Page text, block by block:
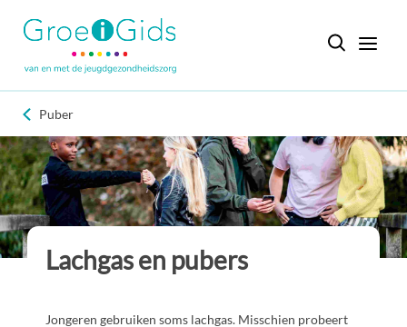
Puber
Lachgas en pubers
Jongeren gebruiken soms lachgas. Misschien probeert